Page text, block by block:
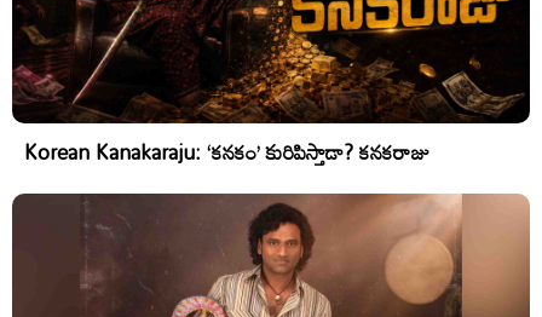
Korean Kanakaraju: ‘కనకం’ కురిపిస్తాడా? కనకరాజు